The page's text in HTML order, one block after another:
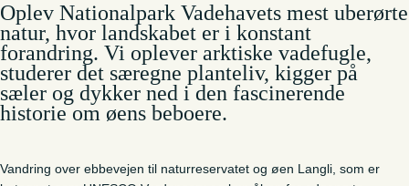
Oplev Nationalpark Vadehavets mest uberørte
natur, hvor landskabet er i konstant
forandring. Vi oplever arktiske vadefugle,
studerer det særegne planteliv, kigger på
sæler og dykker ned i den fascinerende
historie om øens beboere.
Vandring over ebbevejen til naturreservatet og øen Langli, som er